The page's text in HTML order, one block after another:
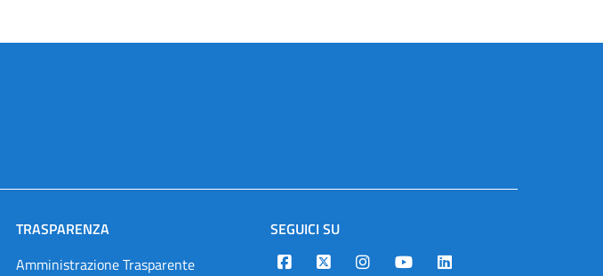
TRASPARENZA
Amministrazione Trasparente
SEGUICI SU
Designers Italia
TwitterInstagramYoutubeLinkedin